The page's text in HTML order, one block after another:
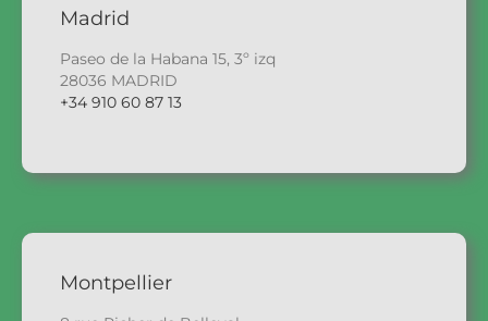
Madrid
Paseo de la Habana 15, 3º izq
28036 MADRID
+34 910 60 87 13
Montpellier